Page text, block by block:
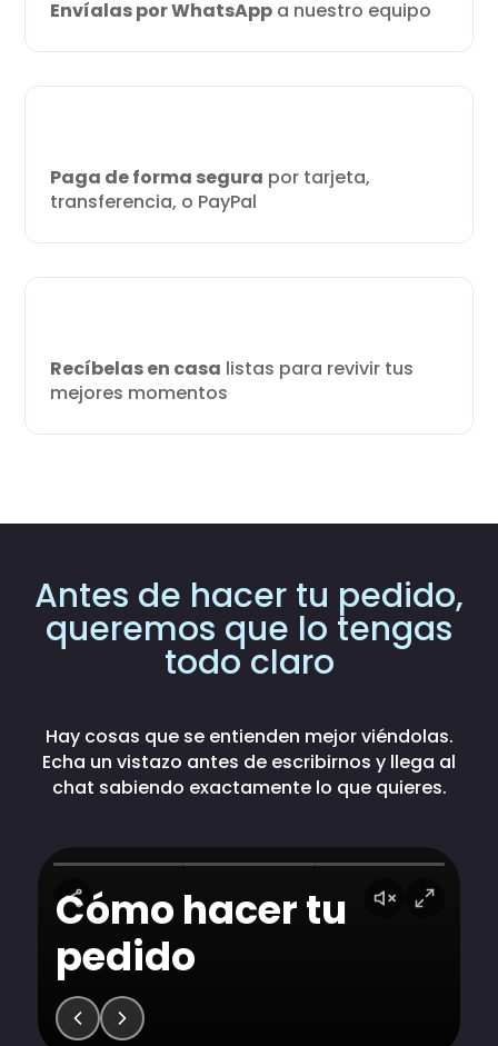
Envíalas por WhatsApp a nuestro equipo
Paga de forma segura por tarjeta,
transferencia, o PayPal
Recíbelas en casa listas para revivir tus
mejores momentos
Antes de hacer tu pedido,
queremos que lo tengas
todo claro
Hay cosas que se entienden mejor viéndolas.
Echa un vistazo antes de escribirnos y llega al
chat sabiendo exactamente lo que quieres.
Cómo hacer tu
pedido